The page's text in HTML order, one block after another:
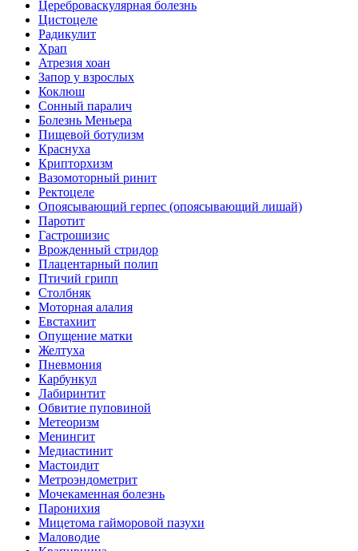
Цереброваскулярная болезнь
Цистоцеле
Радикулит
Храп
Атрезия хоан
Запор у взрослых
Коклюш
Сонный паралич
Болезнь Меньера
Пищевой ботулизм
Краснуха
Крипторхизм
Вазомоторный ринит
Ректоцеле
Опоясывающий герпес (опоясывающий лишай)
Паротит
Гастрошизис
Врожденный стридор
Плацентарный полип
Птичий грипп
Столбняк
Моторная алалия
Евстахиит
Опущение матки
Желтуха
Пневмония
Карбункул
Лабиринтит
Обвитие пуповиной
Метеоризм
Менингит
Медиастинит
Мастоидит
Метроэндометрит
Мочекаменная болезнь
Паронихия
Мицетома гайморовой пазухи
Маловодие